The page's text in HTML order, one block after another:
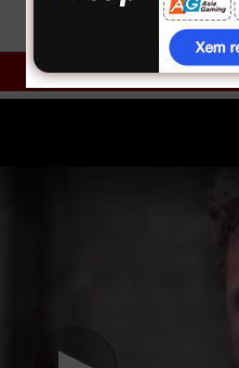
phimnhanh thegioiphim
Thể loại phim: Hành Động,
drive và download phim
Mạng SốngHD Thuyết Minh